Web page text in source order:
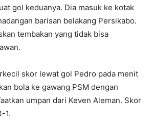
gol keduanya. Dia masuk ke kotak
barisan belakang Persikabo.
tembakan yang tidak bisa
skor lewat gol Pedro pada menit
bola ke gawang PSM dengan
umpan dari Keven Aleman. Skor
1.